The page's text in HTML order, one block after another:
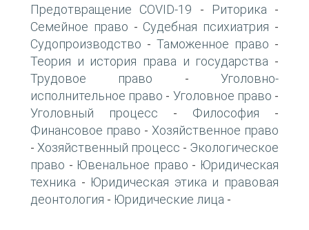
Предотвращение COVID-19 - Риторика -
Семейное право - Судебная психиатрия -
Судопроизводство - Таможенное право -
Теория и история права и государства -
Трудовое право -Уголовно-
исполнительное право - Уголовное право -
Уголовный процесс - Философия -
Финансовое право - Хозяйственное право
- Хозяйственный процесс - Экологическое
право - Ювенальное право - Юридическая
техника - Юридическая этика и правовая
деонтология - Юридические лица -